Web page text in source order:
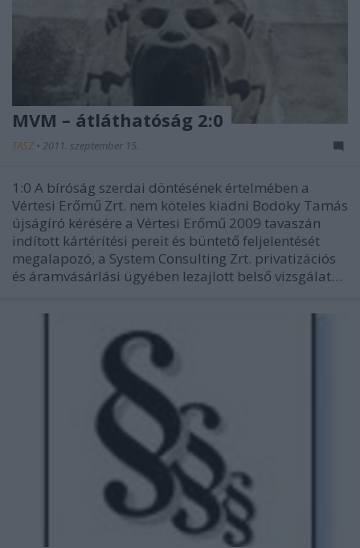
MVM – átláthatóság 2:0
TASZ • 2011. szeptember 15.
1:0 A bíróság szerdai döntésének értelmében a
Vértesi Erőmű Zrt. nem köteles kiadni Bodoky Tamás
újságíró kérésére a Vértesi Erőmű 2009 tavaszán
indított kártérítési pereit és büntető feljelentését
megalapozó, a System Consulting Zrt. privatizációs
és áramvásárlási ügyében lezajlott belső vizsgálat…